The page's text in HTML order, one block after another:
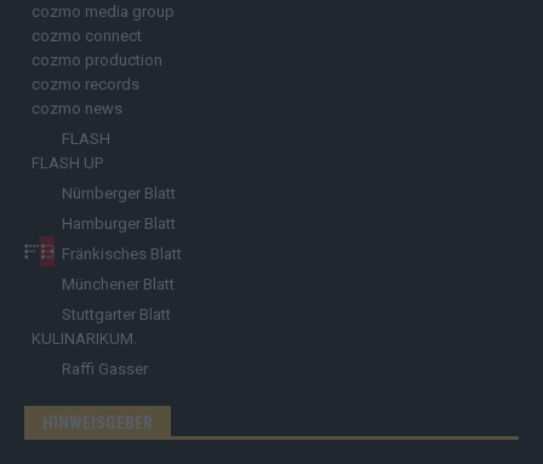
cozmo media group
cozmo connect
cozmo production
cozmo records
cozmo news
FLASH
FLASH UP
Nürnberger Blatt
Hamburger Blatt
Fränkisches Blatt
Münchener Blatt
Stuttgarter Blatt
KULINARIKUM.
Raffi Gasser
HINWEISGEBER